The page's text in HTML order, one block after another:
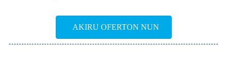
AKIRU OFERTON NUN